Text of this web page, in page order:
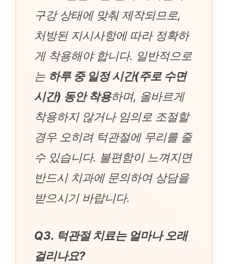
구강 상태에 맞춰 제작되므로,
처방된 지시사항에 따라 정확하
게 착용해야 합니다. 일반적으로
는 하루 중 일정 시간(주로 수면
시간) 동안 착용하며, 올바르게
착용하지 않거나 임의로 조절할
경우 오히려 턱관절에 무리를 줄
수 있습니다. 불편함이 느껴지면
반드시 치과에 문의하여 상담을
받으시기 바랍니다.
Q3. 턱관절 치료는 얼마나 오래
걸리나요?